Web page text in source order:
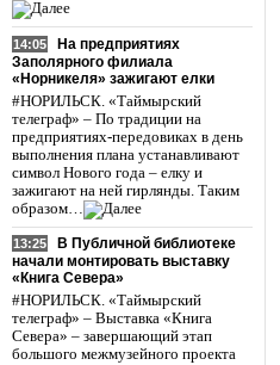
14:05
На предприятиях
Заполярного филиала
«Норникеля» зажигают елки
#НОРИЛЬСК. «Таймырский
телеграф» – По традиции на
предприятиях-передовиках в день
выполнения плана устанавливают
символ Нового года – елку и
зажигают на ней гирлянды. Таким
образом…
13:25
В Публичной библиотеке
начали монтировать выставку
«Книга Севера»
#НОРИЛЬСК. «Таймырский
телеграф» – Выставка «Книга
Севера» – завершающий этап
большого межмузейного проекта